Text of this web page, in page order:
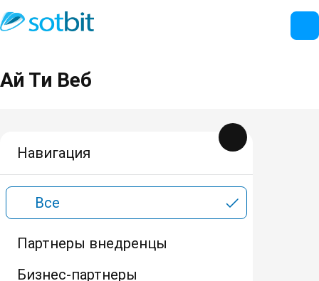
Ай Ти Веб
Навигация
Все
Партнеры внедренцы
Бизнес-партнеры